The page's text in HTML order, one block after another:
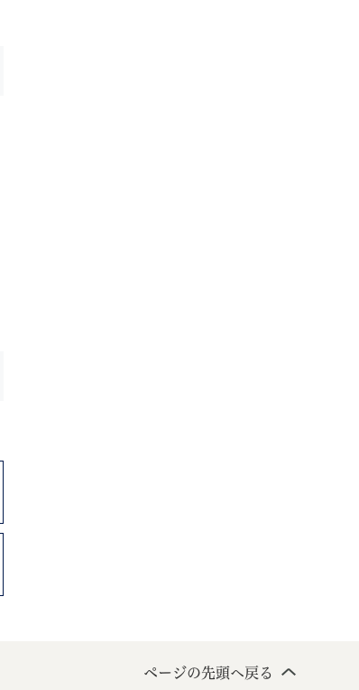
ページの先頭へ戻る